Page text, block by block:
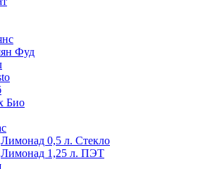
Фуд
Био
Лимонад 0,5 л. Стекло
Лимонад 1,25 л. ПЭТ